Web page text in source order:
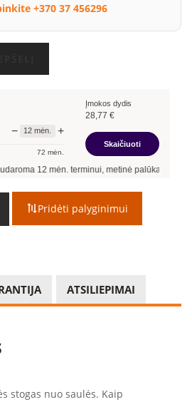
+370 37 456296
− 12 mėn. +
72 mėn.
Įmokos dydis
28,77 €
Skaičiuoti
12mėn. terminui, metinė palūkanų norma –
Pridėti palyginimui
ATSILIEPIMAI
stogas nuo saulės. Kaip